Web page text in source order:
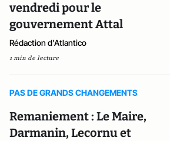
vendredi pour le
gouvernement Attal
Rédaction d'Atlantico
1 min de lecture
PAS DE GRANDS CHANGEMENTS
Remaniement : Le Maire,
Darmanin, Lecornu et